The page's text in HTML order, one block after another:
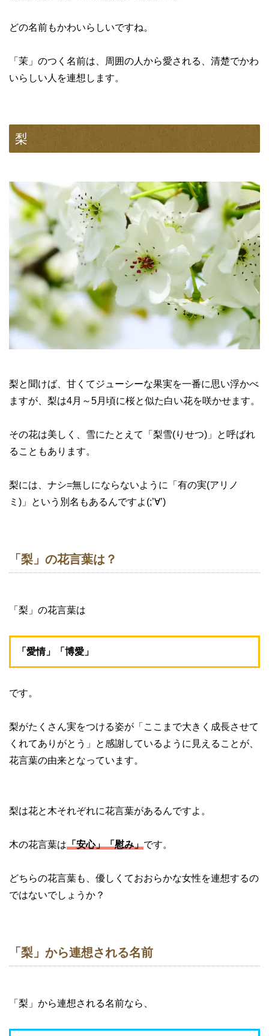
どの名前もかわいらしいですね。
「茉」のつく名前は、周囲の人から愛される、清楚でかわ
いらしい人を連想します。
梨
梨と聞けば、甘くてジューシーな果実を一番に思い浮かべ
ますが、梨は4月～5月頃に桜と似た白い花を咲かせます。
その花は美しく、雪にたとえて「梨雪(りせつ)」と呼ばれ
ることもあります。
梨には、ナシ=無しにならないように「有の実(アリノ
ミ)」という別名もあるんですよ(;’∀’)
「梨」の花言葉は？
「梨」の花言葉は
「愛情」「博愛」
です。
梨がたくさん実をつける姿が「ここまで大きく成長させて
くれてありがとう」と感謝しているように見えることが、
花言葉の由来となっています。
梨は花と木それぞれに花言葉があるんですよ。
木の花言葉は「安心」「慰み」です。
どちらの花言葉も、優しくておおらかな女性を連想するの
ではないでしょうか？
「梨」から連想される名前
「梨」から連想される名前なら、